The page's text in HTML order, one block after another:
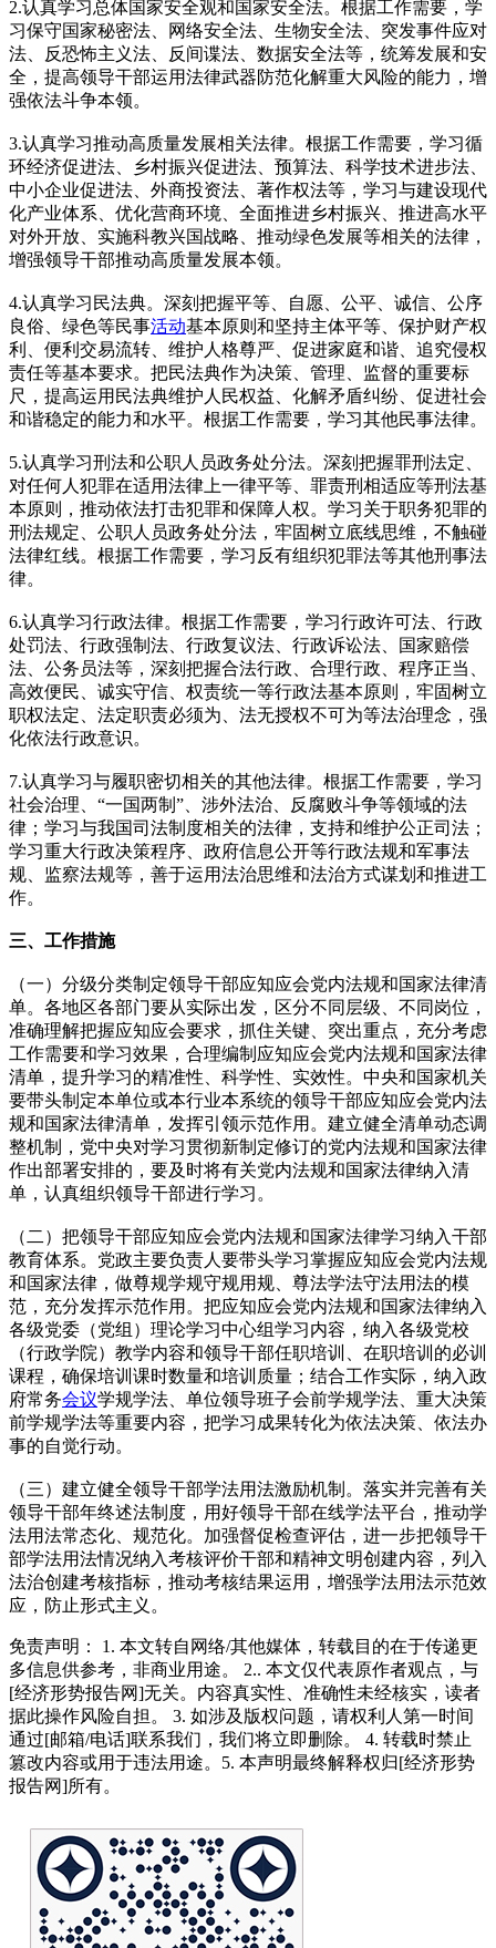
2.认真学习总体国家安全观和国家安全法。根据工作需要，学
习保守国家秘密法、网络安全法、生物安全法、突发事件应对
法、反恐怖主义法、反间谍法、数据安全法等，统筹发展和安
全，提高领导干部运用法律武器防范化解重大风险的能力，增
强依法斗争本领。
3.认真学习推动高质量发展相关法律。根据工作需要，学习循
环经济促进法、乡村振兴促进法、预算法、科学技术进步法、
中小企业促进法、外商投资法、著作权法等，学习与建设现代
化产业体系、优化营商环境、全面推进乡村振兴、推进高水平
对外开放、实施科教兴国战略、推动绿色发展等相关的法律，
增强领导干部推动高质量发展本领。
4.认真学习民法典。深刻把握平等、自愿、公平、诚信、公序
良俗、绿色等民事活动基本原则和坚持主体平等、保护财产权
利、便利交易流转、维护人格尊严、促进家庭和谐、追究侵权
责任等基本要求。把民法典作为决策、管理、监督的重要标
尺，提高运用民法典维护人民权益、化解矛盾纠纷、促进社会
和谐稳定的能力和水平。根据工作需要，学习其他民事法律。
5.认真学习刑法和公职人员政务处分法。深刻把握罪刑法定、
对任何人犯罪在适用法律上一律平等、罪责刑相适应等刑法基
本原则，推动依法打击犯罪和保障人权。学习关于职务犯罪的
刑法规定、公职人员政务处分法，牢固树立底线思维，不触碰
法律红线。根据工作需要，学习反有组织犯罪法等其他刑事法
律。
6.认真学习行政法律。根据工作需要，学习行政许可法、行政
处罚法、行政强制法、行政复议法、行政诉讼法、国家赔偿
法、公务员法等，深刻把握合法行政、合理行政、程序正当、
高效便民、诚实守信、权责统一等行政法基本原则，牢固树立
职权法定、法定职责必须为、法无授权不可为等法治理念，强
化依法行政意识。
7.认真学习与履职密切相关的其他法律。根据工作需要，学习
社会治理、“一国两制”、涉外法治、反腐败斗争等领域的法
律；学习与我国司法制度相关的法律，支持和维护公正司法；
学习重大行政决策程序、政府信息公开等行政法规和军事法
规、监察法规等，善于运用法治思维和法治方式谋划和推进工
作。
三、工作措施
（一）分级分类制定领导干部应知应会党内法规和国家法律清
单。各地区各部门要从实际出发，区分不同层级、不同岗位，
准确理解把握应知应会要求，抓住关键、突出重点，充分考虑
工作需要和学习效果，合理编制应知应会党内法规和国家法律
清单，提升学习的精准性、科学性、实效性。中央和国家机关
要带头制定本单位或本行业本系统的领导干部应知应会党内法
规和国家法律清单，发挥引领示范作用。建立健全清单动态调
整机制，党中央对学习贯彻新制定修订的党内法规和国家法律
作出部署安排的，要及时将有关党内法规和国家法律纳入清
单，认真组织领导干部进行学习。
（二）把领导干部应知应会党内法规和国家法律学习纳入干部
教育体系。党政主要负责人要带头学习掌握应知应会党内法规
和国家法律，做尊规学规守规用规、尊法学法守法用法的模
范，充分发挥示范作用。把应知应会党内法规和国家法律纳入
各级党委（党组）理论学习中心组学习内容，纳入各级党校
（行政学院）教学内容和领导干部任职培训、在职培训的必训
课程，确保培训课时数量和培训质量；结合工作实际，纳入政
府常务会议学规学法、单位领导班子会前学规学法、重大决策
前学规学法等重要内容，把学习成果转化为依法决策、依法办
事的自觉行动。
（三）建立健全领导干部学法用法激励机制。落实并完善有关
领导干部年终述法制度，用好领导干部在线学法平台，推动学
法用法常态化、规范化。加强督促检查评估，进一步把领导干
部学法用法情况纳入考核评价干部和精神文明创建内容，列入
法治创建考核指标，推动考核结果运用，增强学法用法示范效
应，防止形式主义。
免责声明： 1. 本文转自网络/其他媒体，转载目的在于传递更
多信息供参考，非商业用途。 2.. 本文仅代表原作者观点，与
[经济形势报告网]无关。内容真实性、准确性未经核实，读者
据此操作风险自担。 3. 如涉及版权问题，请权利人第一时间
通过[邮箱/电话]联系我们，我们将立即删除。 4. 转载时禁止
篡改内容或用于违法用途。5. 本声明最终解释权归[经济形势
报告网]所有。